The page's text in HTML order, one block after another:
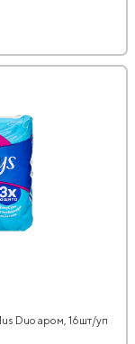
Duo аром, 16шт/уп